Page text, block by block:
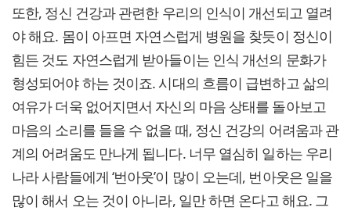
또한, 정신 건강과 관련한 우리의 인식이 개선되고 열려
야 해요. 몸이 아프면 자연스럽게 병원을 찾듯이 정신이
힘든 것도 자연스럽게 받아들이는 인식 개선의 문화가
형성되어야 하는 것이죠. 시대의 흐름이 급변하고 삶의
여유가 더욱 없어지면서 자신의 마음 상태를 돌아보고
마음의 소리를 들을 수 없을 때, 정신 건강의 어려움과 관
계의 어려움도 만나게 됩니다. 너무 열심히 일하는 우리
나라 사람들에게 ‘번아웃’이 많이 오는데, 번아웃은 일을
많이 해서 오는 것이 아니라, 일만 하면 온다고 해요. 그